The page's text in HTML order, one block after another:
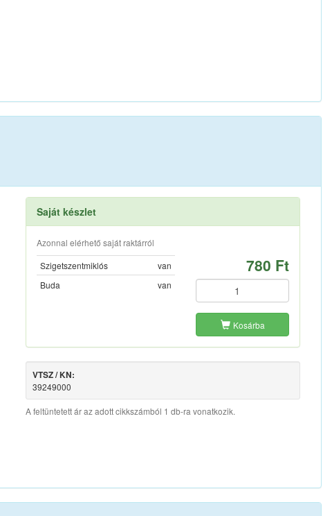
Saját készlet
Azonnal elérhető saját raktárról
Szigetszentmiklós
van
Buda
van
780 Ft
Kosárba
VTSZ / KN:
39249000
A feltüntetett ár az adott cikkszámból 1 db-ra vonatkozik.